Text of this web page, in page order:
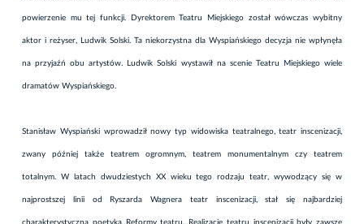
powierzenie mu tej funkcji. Dyrektorem Teatru Miejskiego został wówczas wybitny
aktor i reżyser, Ludwik Solski. Ta niekorzystna dla Wyspiańskiego decyzja nie wpłynęła
na przyjaźń obu artystów. Ludwik Solski wystawił na scenie Teatru Miejskiego wiele
dramatów Wyspiańskiego.
Stanisław Wyspiański wprowadził nowy typ widowiska teatralnego, teatr inscenizacji,
zwany później także teatrem ogromnym, teatrem monumentalnym czy teatrem
totalnym. W latach dwudziestych XX wieku tego rodzaju teatr, wywodzący się w
najprostszej linii od Ryszarda Wagnera teatr inscenizacji, stał się najbardziej
charakterystyczną poetyką Reformy teatru. Realizacje teatru inscenizacji były zawsze